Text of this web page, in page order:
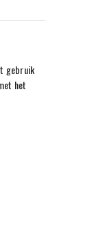
gebruik
het